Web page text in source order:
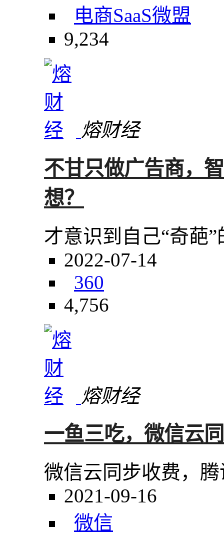
电商SaaS微盟
9,234
熔财经
不甘只做广告商，
想？
才意识到自己“奇葩
2022-07-14
360
4,756
熔财经
一鱼三吃，微信云
微信云同步收费，
2021-09-16
微信